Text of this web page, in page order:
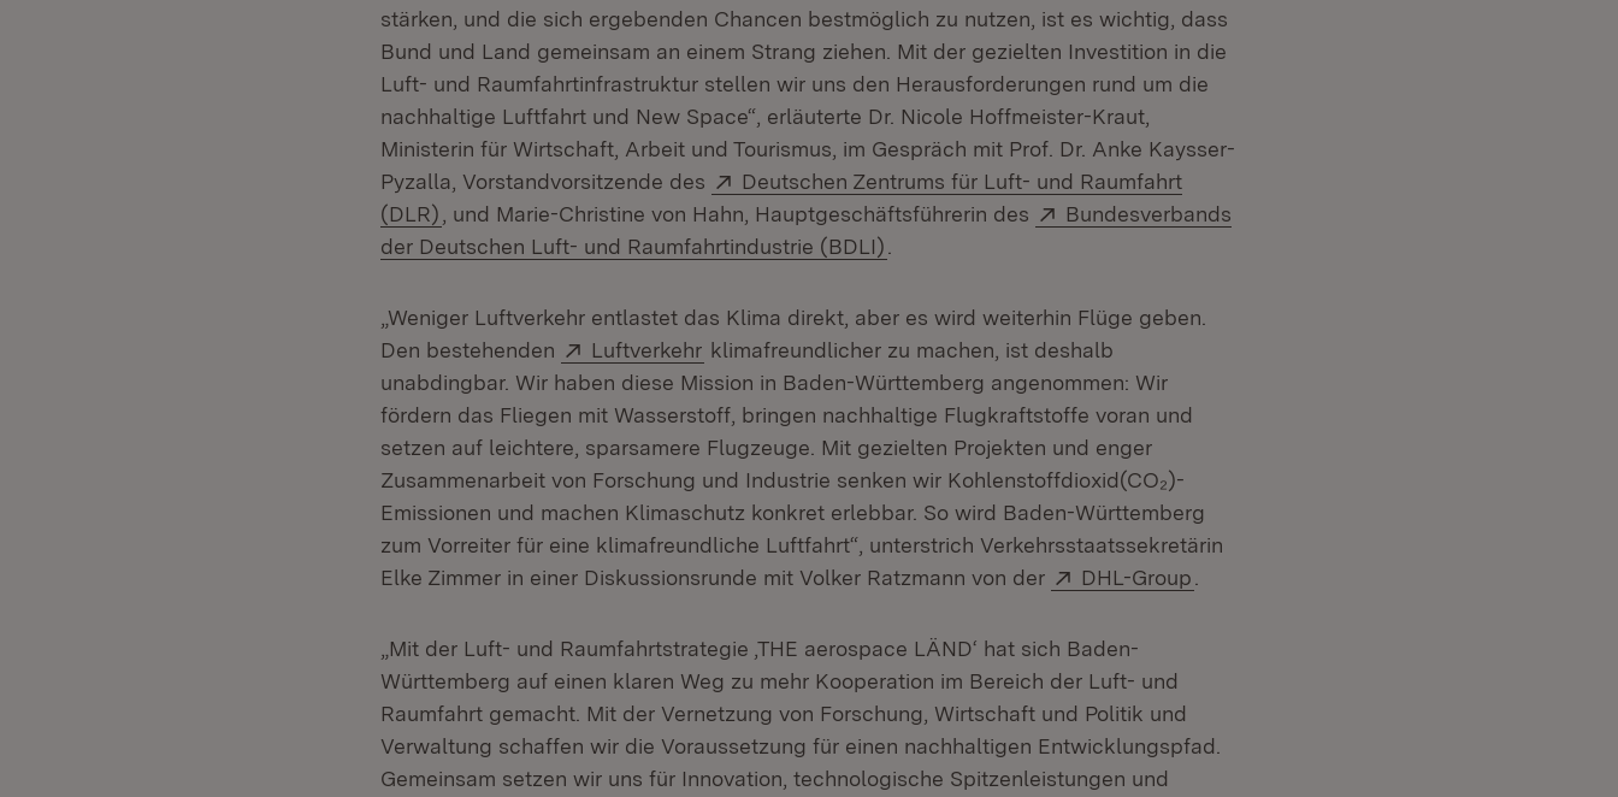
stärken, und die sich ergebenden Chancen bestmöglich zu nutzen, ist es wichtig, dass
Bund und Land gemeinsam an einem Strang ziehen. Mit der gezielten Investition in die
Luft- und Raumfahrtinfrastruktur stellen wir uns den Herausforderungen rund um die
nachhaltige Luftfahrt und New Space“, erläuterte Dr. Nicole Hoffmeister-Kraut,
Ministerin für Wirtschaft, Arbeit und Tourismus, im Gespräch mit Prof. Dr. Anke Kaysser-
Pyzalla, Vorstandvorsitzende des
Extern:
Deutschen Zentrums für Luft- und Raumfahrt
(DLR) (Öffnet in neuem Fenster)
, und Marie-Christine von Hahn, Hauptgeschäftsführerin des Extern:
Bundesverbands
der Deutschen Luft- und Raumfahrtindustrie (BDLI)
„Weniger Luftverkehr entlastet das Klima direkt, aber es wird weiterhin Flüge geben.
Den bestehenden
Extern:
Luftverkehr (Öffnet in neuem Fenster)
klimafreundlicher zu machen, ist deshalb
unabdingbar. Wir haben diese Mission in Baden-Württemberg angenommen: Wir
fördern das Fliegen mit Wasserstoff, bringen nachhaltige Flugkraftstoffe voran und
setzen auf leichtere, sparsamere Flugzeuge. Mit gezielten Projekten und enger
Zusammenarbeit von Forschung und Industrie senken wir Kohlenstoffdioxid(CO₂)-
Emissionen und machen Klimaschutz konkret erlebbar. So wird Baden-Württemberg
zum Vorreiter für eine klimafreundliche Luftfahrt“, unterstrich Verkehrsstaatssekretärin
Elke Zimmer in einer Diskussionsrunde mit Volker Ratzmann von der
Extern:
DHL-Group
„Mit der Luft- und Raumfahrtstrategie ‚THE aerospace LÄND‘ hat sich Baden-
Württemberg auf einen klaren Weg zu mehr Kooperation im Bereich der Luft- und
Raumfahrt gemacht. Mit der Vernetzung von Forschung, Wirtschaft und Politik und
Verwaltung schaffen wir die Voraussetzung für einen nachhaltigen Entwicklungspfad.
Gemeinsam setzen wir uns für Innovation, technologische Spitzenleistungen und